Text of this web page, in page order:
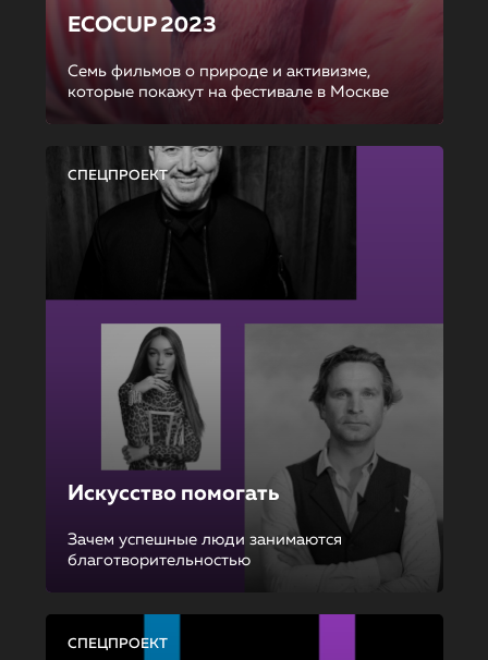
ECOCUP 2023
Семь фильмов о природе и активизме,
которые покажут на фестивале в Москве
СПЕЦПРОЕКТ
Искусство помогать
Зачем успешные люди занимаются
благотворительностью
СПЕЦПРОЕКТ